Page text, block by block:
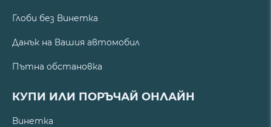
Глоби без Винетка
Данък на Вашия автомобил
Пътна обстановка
КУПИ ИЛИ ПОРЪЧАЙ ОНЛАЙН
Винетка